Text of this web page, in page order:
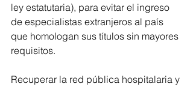
ley estatutaria), para evitar el ingreso
de especialistas extranjeros al país
que homologan sus títulos sin mayores
requisitos.
Recuperar la red pública hospitalaria y